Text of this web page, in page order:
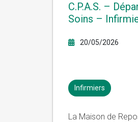
C.P.A.S. –
Soins –
20/05/2026
Infirmiers
La Maison de